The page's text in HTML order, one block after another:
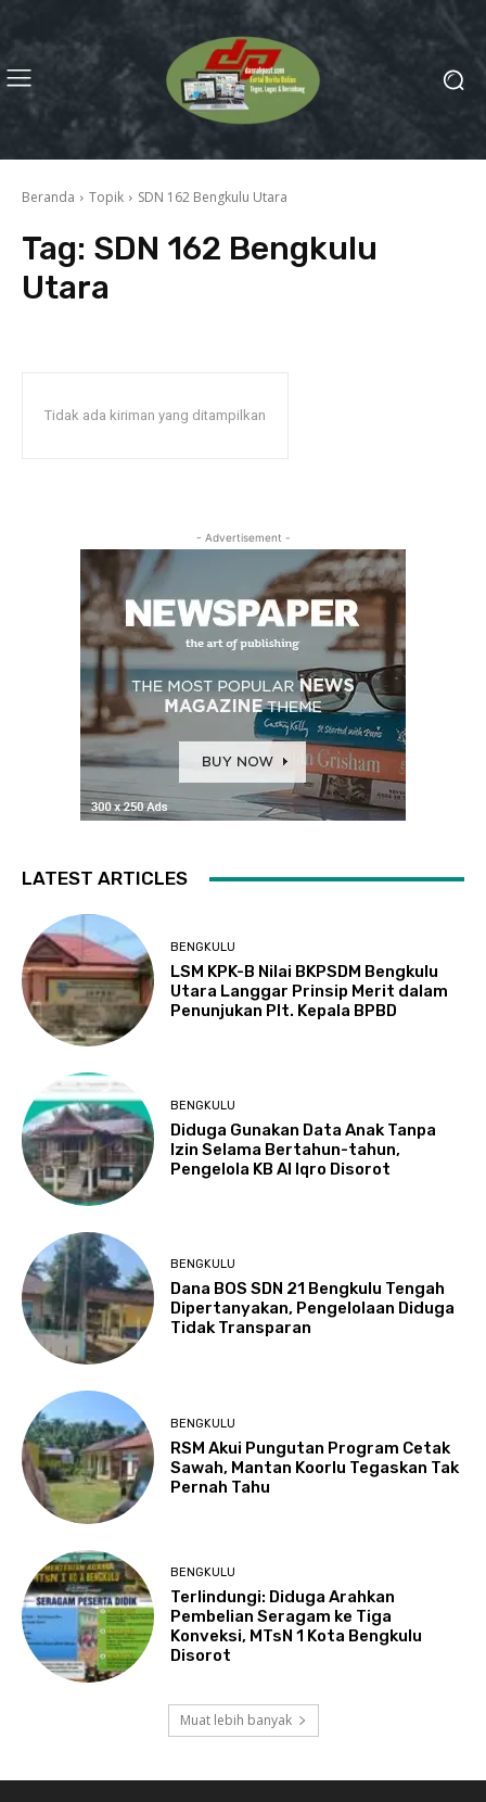
Beranda Topik SDN 162 Bengkulu Utara
Tag: SDN 162 Bengkulu
Utara
Tidak ada kiriman yang ditampilkan
- Advertisement -
LATEST ARTICLES
BENGKULU
LSM KPK-B Nilai BKPSDM Bengkulu
Utara Langgar Prinsip Merit dalam
Penunjukan Plt. Kepala BPBD
BENGKULU
Diduga Gunakan Data Anak Tanpa
Izin Selama Bertahun-tahun,
Pengelola KB Al Iqro Disorot
BENGKULU
Dana BOS SDN 21 Bengkulu Tengah
Dipertanyakan, Pengelolaan Diduga
Tidak Transparan
BENGKULU
RSM Akui Pungutan Program Cetak
Sawah, Mantan Koorlu Tegaskan Tak
Pernah Tahu
BENGKULU
Terlindungi: Diduga Arahkan
Pembelian Seragam ke Tiga
Konveksi, MTsN 1 Kota Bengkulu
Disorot
Muat lebih banyak